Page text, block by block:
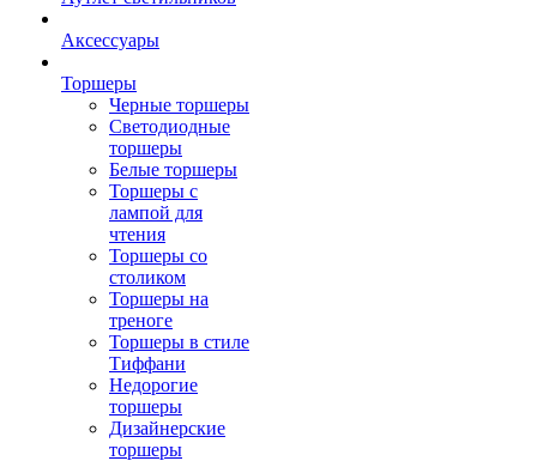
Аксессуары
Торшеры
Черные торшеры
Светодиодные
торшеры
Белые торшеры
Торшеры с
лампой для
чтения
Торшеры со
столиком
Торшеры на
треноге
Торшеры в стиле
Тиффани
Недорогие
торшеры
Дизайнерские
торшеры